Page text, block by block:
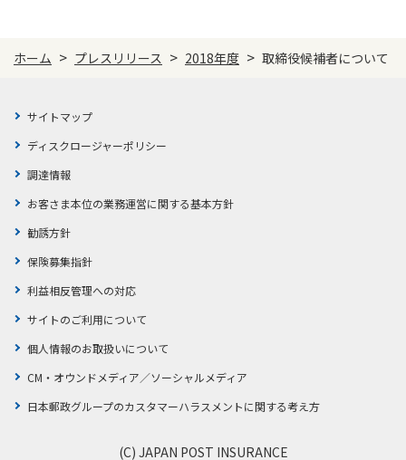
ホーム > プレスリリース > 2018年度 > 取締役候補者について
サイトマップ
ディスクロージャーポリシー
調達情報
お客さま本位の業務運営に関する基本方針
勧誘方針
保険募集指針
利益相反管理への対応
サイトのご利用について
個人情報のお取扱いについて
CM・オウンドメディア／ソーシャルメディア
日本郵政グループのカスタマーハラスメントに関する考え方
(C) JAPAN POST INSURANCE